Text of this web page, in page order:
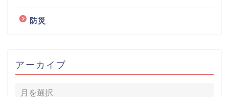
防災
アーカイブ